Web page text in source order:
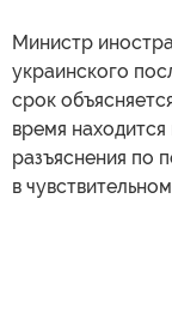
Министр
украинского
срок
время
разъяснения по
в